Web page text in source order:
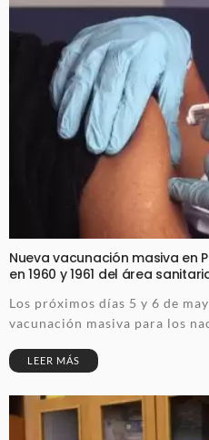
Nueva vacunación masiva en
en 1960 y 1961 del área
Los próximos días 5 y 6 de
vacunación masiva para los
LEER MÁS